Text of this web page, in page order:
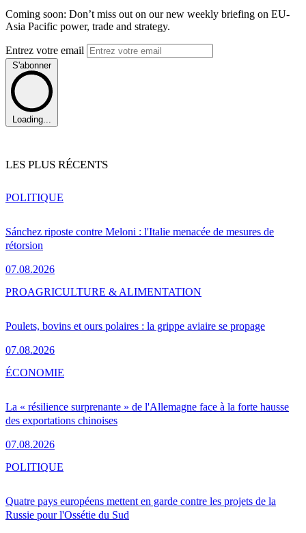
Coming soon: Don’t miss out on our new weekly briefing on EU-
Asia Pacific power, trade and strategy.
Entrez votre email
S'abonner
Loading...
LES PLUS RÉCENTS
Sánchez riposte contre Meloni : l'Italie menacée de mesures de
rétorsion
07.08.2026
POLITIQUE
Poulets, bovins et ours polaires : la grippe aviaire se propage
07.08.2026
PROAGRICULTURE & ALIMENTATION
La « résilience surprenante » de l'Allemagne face à la forte hausse
des exportations chinoises
07.08.2026
ÉCONOMIE
Quatre pays européens mettent en garde contre les projets de la
Russie pour l'Ossétie du Sud
POLITIQUE